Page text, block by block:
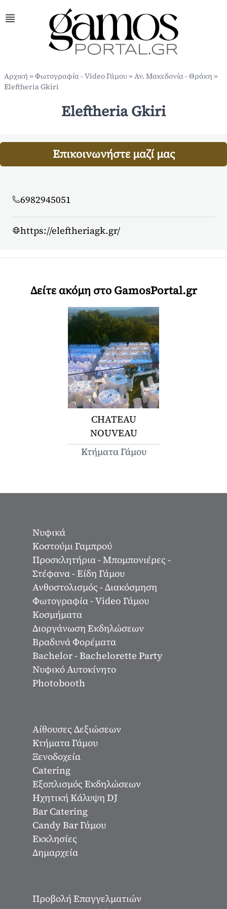
Αρχική »Φωτογραφία - Video Γάμου»Αν. Μακεδονία - Θράκη »
Eleftheria Gkiri
Eleftheria Gkiri
Επικοινωνήστε μαζί μας
6982945051
https://eleftheriagk.gr/
Δείτε ακόμη στο GamosPortal.gr
CHATEAU
NOUVEAU
Κτήματα Γάμου
Νυφικά
Κοστούμι Γαμπρού
Προσκλητήρια - Μπομπονιέρες -
Στέφανα - Είδη Γάμου
Ανθοστολισμός - Διακόσμηση
Φωτογραφία - Video Γάμου
Κοσμήματα
Διοργάνωση Εκδηλώσεων
Βραδυνά Φορέματα
Bachelor - Bachelorette Party
Νυφικό Αυτοκίνητο
Photobooth
Αίθουσες Δεξιώσεων
Κτήματα Γάμου
Ξενοδοχεία
Catering
Εξοπλισμός Εκδηλώσεων
Ηχητική Κάλυψη DJ
Bar Catering
Candy Bar Γάμου
Εκκλησίες
Δημαρχεία
Προβολή Επαγγελματιών